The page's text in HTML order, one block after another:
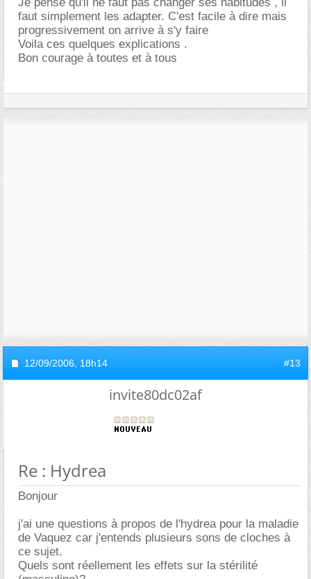
faut simplement les adapter. C'est facile à dire mais
progressivement on arrive à s'y faire
Voila ces quelques explications .
Bon courage à toutes et à tous
12/09/2006, 18h14 #13
invite80dc02af
Re : Hydrea
Bonjour
j'ai une questions à propos de l'hydrea pour la maladie
de Vaquez car j'entends plusieurs sons de cloches à
ce sujet.
Quels sont réellement les effets sur la stérilité